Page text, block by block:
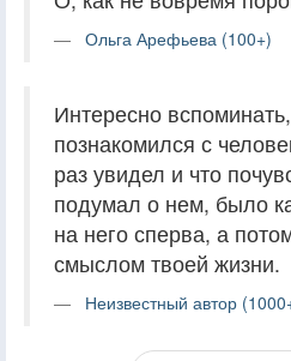
Ольга Арефьева (100+)
Интересно
познакомился с
раз увидел и что
подумал о нем, было
на него сперва, а
смыслом твоей жизни.
Неизвестный автор